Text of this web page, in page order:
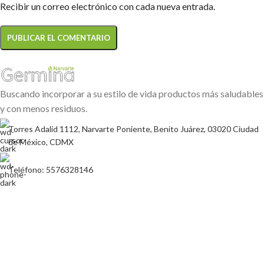
Recibir un correo electrónico con cada nueva entrada.
Buscando incorporar a su estilo de vida productos más saludables
y con menos residuos.
Torres Adalid 1112, Narvarte Poniente, Benito Juárez, 03020 Ciudad
de México, CDMX
Teléfono: 5576328146